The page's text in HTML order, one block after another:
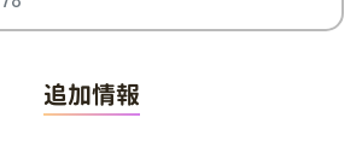
追加情報